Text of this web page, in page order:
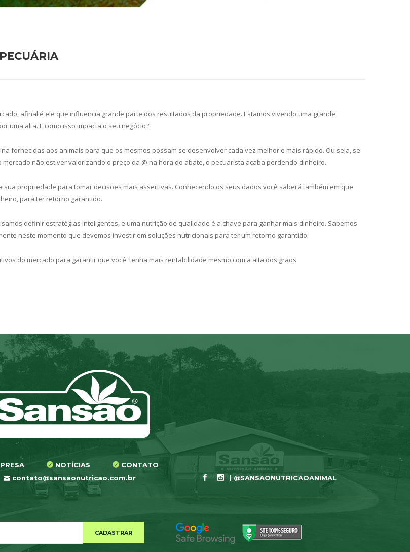
afinal é ele que influencia grande parte dos resultados da propriedade. Estamos vivendo uma grande
uma alta. E como isso impacta o seu negócio?
fornecidas aos animais para que os mesmos possam se desenvolver cada vez melhor e mais rápido. Ou seja, se
não estiver valorizando o preço da @ na hora do abate, o pecuarista acaba perdendo dinheiro.
propriedade para tomar decisões mais assertivas. Conhecendo os seus dados você saberá também em que
para ter retorno garantido.
definir estratégias inteligentes, e uma nutrição de qualidade é a chave para ganhar mais dinheiro. Sabemos
neste momento que devemos investir em soluções nutricionais para ter um retorno garantido.
do mercado para garantir que você tenha mais rentabilidade mesmo com a alta dos grãos
NOTÍCIAS
CONTATO
contato@sansaonutricao.com.br | @SANSAONUTRICAOANIMAL
CADASTRAR